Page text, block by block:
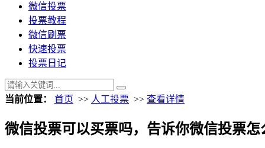
微信投票
投票教程
微信刷票
快速投票
投票日记
当前位置： 首页 >> 人工投票 >> 查看详情
微信投票可以买票吗，告诉你微信投票怎